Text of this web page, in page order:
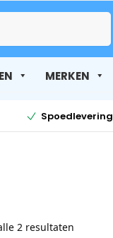
MERKEN
Spoedlevering
2 resultaten